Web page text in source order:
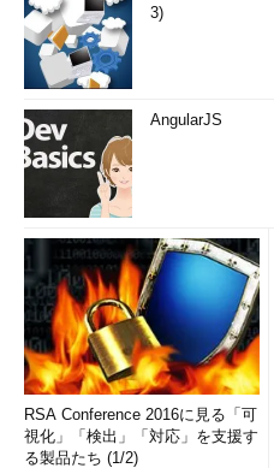
3)
AngularJS
RSA Conference 2016に見る「可
視化」「検出」「対応」を支援す
る製品たち (1/2)